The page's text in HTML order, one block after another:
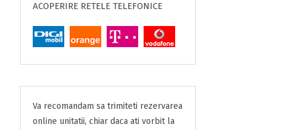
ACOPERIRE RETELE TELEFONICE
Va recomandam sa trimiteti rezervarea
online unitatii, chiar daca ati vorbit la